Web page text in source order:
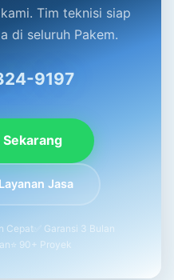
Tim teknisi siap
di seluruh Pakem.
9197
Sekarang
Jasa
Cepat ✅ Garansi 3 Bulan
⭐ 90+ Proyek